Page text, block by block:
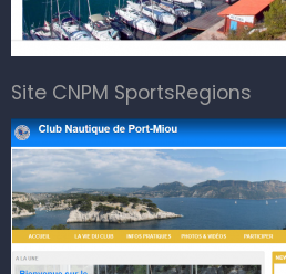
Site CNPM SportsRegions